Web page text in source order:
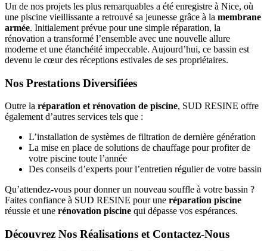
Un de nos projets les plus remarquables a été enregistre à Nice, où
une piscine vieillissante a retrouvé sa jeunesse grâce à la membrane
armée. Initialement prévue pour une simple réparation, la
rénovation a transformé l’ensemble avec une nouvelle allure
moderne et une étanchéité impeccable. Aujourd’hui, ce bassin est
devenu le cœur des réceptions estivales de ses propriétaires.
Nos Prestations Diversifiées
Outre la réparation et rénovation de piscine, SUD RESINE offre
également d’autres services tels que :
L’installation de systèmes de filtration de dernière génération
La mise en place de solutions de chauffage pour profiter de
votre piscine toute l’année
Des conseils d’experts pour l’entretien régulier de votre bassin
Qu’attendez-vous pour donner un nouveau souffle à votre bassin ?
Faites confiance à SUD RESINE pour une réparation piscine
réussie et une rénovation piscine qui dépasse vos espérances.
Découvrez Nos Réalisations et Contactez-Nous